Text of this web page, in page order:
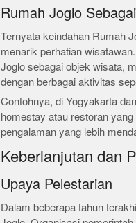
Rumah Joglo
Ternyata keindahan Rumah
menarik perhatian
Joglo sebagai objek wisata,
dengan berbagai aktivitas
Contohnya, di Yogyakarta
homestay atau restoran
pengalaman yang lebih
Keberlanjutan dan
Upaya Pelestarian
Dalam beberapa tahun